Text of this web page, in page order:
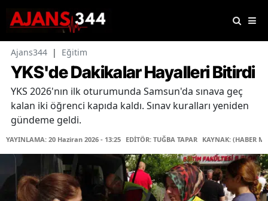
Ajans344 | Eğitim
YKS'de Dakikalar Hayalleri Bitirdi
YKS 2026'nın ilk oturumunda Samsun'da sınava geç
kalan iki öğrenci kapıda kaldı. Sınav kuralları yeniden
gündeme geldi.
YAYINLAMA: 20 Haziran 2026 - 13:25 EDİTÖR: TUĞBA TAPAR KAYNAK: (HABER